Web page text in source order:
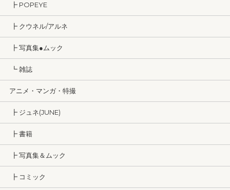
┣ POPEYE
┣ クウネル/アルネ
┣ 写真集●ムック
┗ 雑誌
アニメ・マンガ・特撮
┣ ジュネ(JUNE)
┣ 書籍
┣ 写真集＆ムック
┣ コミック